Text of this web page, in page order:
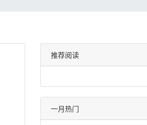
推荐阅读
一月热门